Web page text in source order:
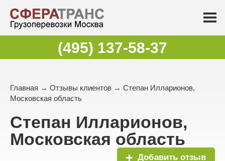
(495) 137-58-37
Главная → Отзывы клиентов → Степан Илларионов,
Московская область
Степан Илларионов,
Московская область
Добавить отзыв